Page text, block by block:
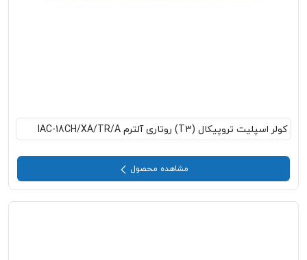
کولر اسپلیت تروپیکال (T3) روتاری آلترم IAC-18CH/XA/TR/A
مشاهده محصول